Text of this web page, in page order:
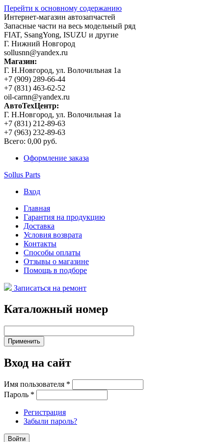
Перейти к основному содержанию
Интернет-магазин автозапчастей
Запасные части на весь модельный ряд
FIAT, SsangYong, ISUZU и другие
Г. Нижний Новгород
sollusnn@yandex.ru
Магазин:
Г. Н.Новгород, ул. Волочильная 1а
+7 (909) 289-66-44
+7 (831) 463-62-52
oil-carnn@yandex.ru
АвтоТехЦентр:
Г. Н.Новгород, ул. Волочильная 1а
+7 (831) 212-89-63
+7 (963) 232-89-63
Всего: 0,00 руб.
Оформление заказа
Sollus Parts
Вход
Главная
Гарантия на продукцию
Доставка
Условия возврата
Контакты
Способы оплаты
Отзывы о магазине
Помощь в подборе
Записаться на ремонт
Каталожный номер
Вход на сайт
Имя пользователя *
Пароль *
Регистрация
Забыли пароль?